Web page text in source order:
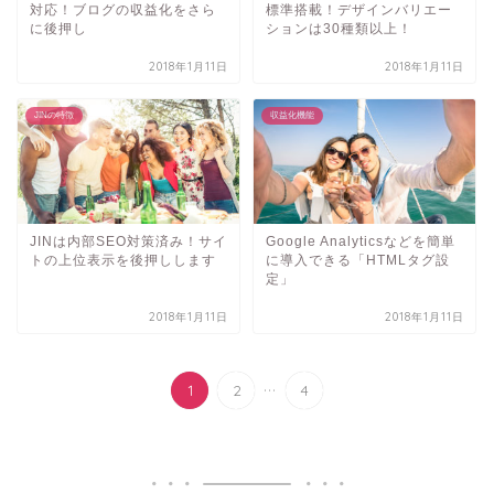
対応！ブログの収益化をさら
に後押し
2018年1月11日
標準搭載！デザインバリエー
ションは30種類以上！
2018年1月11日
JINの特徴
JINは内部SEO対策済み！サイ
トの上位表示を後押しします
2018年1月11日
収益化機能
Google Analyticsなどを簡単
に導入できる「HTMLタグ設
定」
2018年1月11日
1 2 ... 4